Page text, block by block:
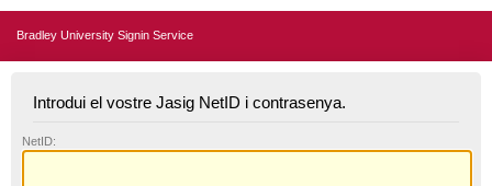
Bradley University Signin Service
Introdui el vostre Jasig NetID i contrasenya.
NetID: